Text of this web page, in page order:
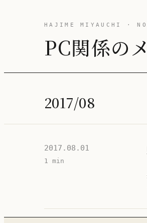
HAJIME MIYAUCHI ·
PC関係の
2017/08
2017.08.01
1 min